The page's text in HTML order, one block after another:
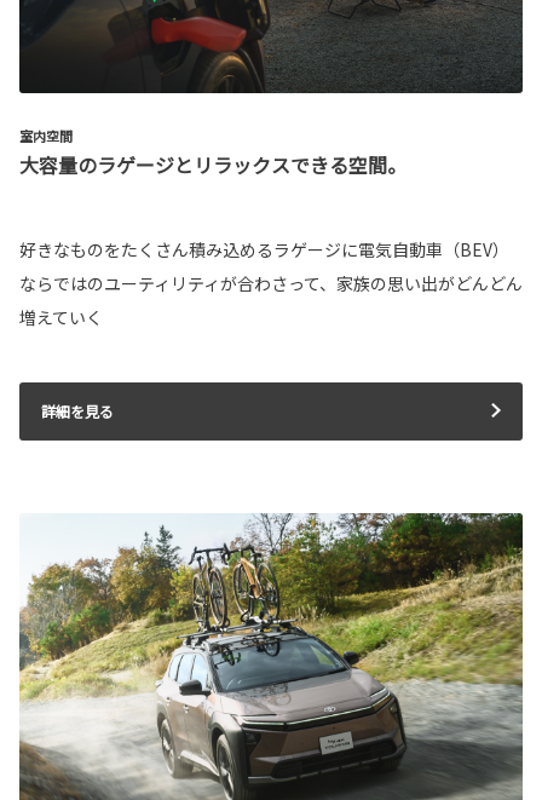
室内空間
大容量のラゲージとリラックスできる空間。
好きなものをたくさん積み込めるラゲージに電気自動車（BEV）
ならではのユーティリティが合わさって、家族の思い出がどんどん
増えていく
詳細を見る